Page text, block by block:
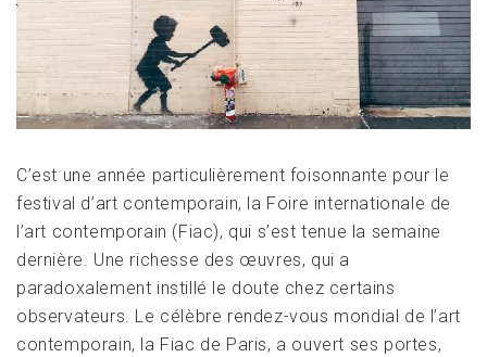
C’est une année particulièrement foisonnante pour le
festival d’art contemporain, la Foire internationale de
l’art contemporain (Fiac), qui s’est tenue la semaine
dernière. Une richesse des œuvres, qui a
paradoxalement instillé le doute chez certains
observateurs. Le célèbre rendez-vous mondial de l’art
contemporain, la Fiac de Paris, a ouvert ses portes,